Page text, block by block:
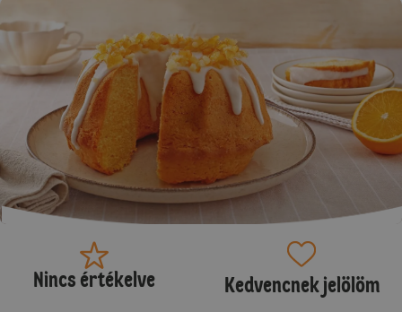
Nincs értékelve Kedvencnek jelölöm